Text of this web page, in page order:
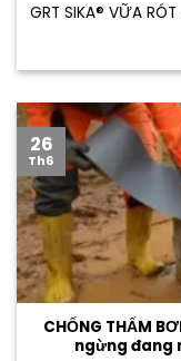
GRT SIKA® VỮA
CHỐNG THẤM
ngừng đang
26
Th6